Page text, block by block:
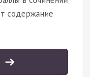
содержание